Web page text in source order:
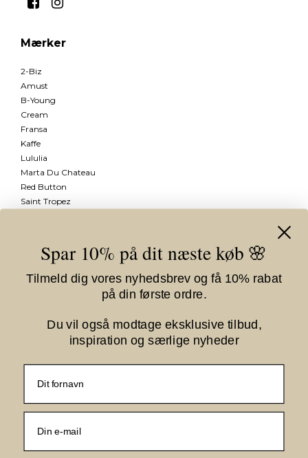
Mærker
2-Biz
Amust
B-Young
Cream
Fransa
Kaffe
Lululia
Marta Du Chateau
Red Button
Saint Tropez
Information
Vilkår
Spar 10% på dit næste køb 🌸
Tilmeld dig vores nyhedsbrev og få 10% rabat
på din første ordre.
Du vil også modtage eksklusive tilbud,
inspiration og særlige nyheder
Fornavn
E-mail